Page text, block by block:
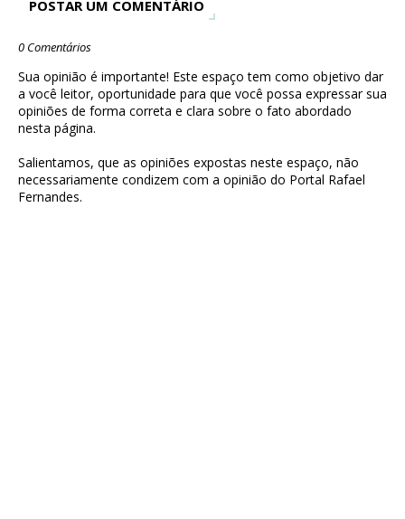
POSTAR UM COMENTÁRIO
0 Comentários
Sua opinião é importante! Este espaço tem como objetivo dar
a você leitor, oportunidade para que você possa expressar sua
opiniões de forma correta e clara sobre o fato abordado
nesta página.
Salientamos, que as opiniões expostas neste espaço, não
necessariamente condizem com a opinião do Portal Rafael
Fernandes.